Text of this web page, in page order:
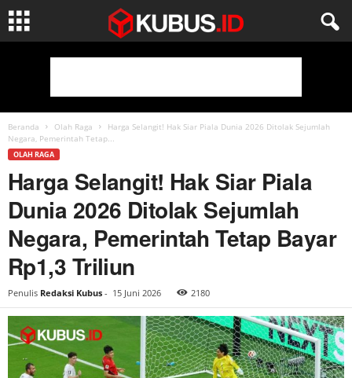
Beranda Olah Raga
Harga Selangit! Hak Siar Piala Dunia 2026 Ditolak Sejumlah
Negara, Pemerintah Tetap...
OLAH RAGA
Harga Selangit! Hak Siar Piala
Dunia 2026 Ditolak Sejumlah
Negara, Pemerintah Tetap Bayar
Rp1,3 Triliun
Penulis Redaksi Kubus - 15 Juni 2026 2180